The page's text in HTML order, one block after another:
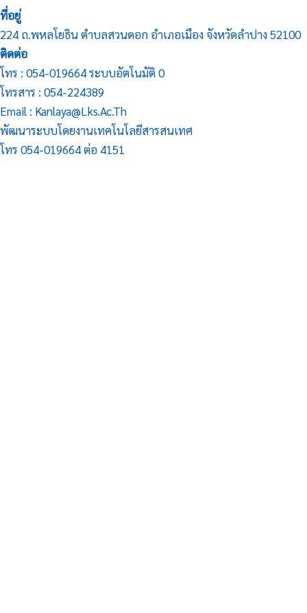
ที่อยู่
224 ถ.พหลโยธิน ตำบลสวนดอก อำเภอเมือง จังหวัดลำปาง 52100
ติดต่อ
โทร : 054-019664 ระบบอัตโนมัติ 0
โทรสาร : 054-224389
Email : Kanlaya@lks.ac.th
พัฒนาระบบโดยงานเทคโนโลยีสารสนเทศ
โทร 054-019664 ต่อ 4151